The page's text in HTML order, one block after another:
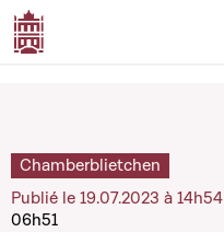
Chamberblietchen
Publié le 19.07.2023 à 14h54
06h51